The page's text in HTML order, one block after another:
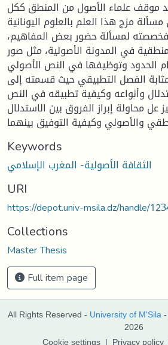
موقف علماء الأصول من المنطق ككل
مزج هذا العلم بالعلوم اليونانية.
فخصصته لمسألة حضور بعض المفاهيم،
في المدونة الأصولية، مثل صور
الحدود وتوظيفها في النص الأصولي.
الفصل التطبيقي حيث قسمته إلى
وأنواعه وكيفية تطبيقه في النص
عل محاولة إبراز الفروق بين الاستدلال
Keywords
الثقافة الأصولية- المغرب الإسلامي
URI
https://depot.univ-msila.dz/handle/
Collections
Master Thesis
Full item page
All Rights Reserved - University of M'Sila
2026
Cookie settings | Privacy policy